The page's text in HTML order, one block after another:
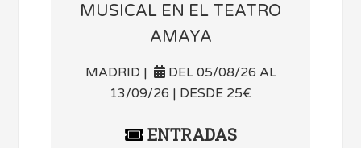
MUSICAL EN EL TEATRO
AMAYA
MADRID |
DEL 05/08/26 AL
13/09/26 | DESDE 25€
ENTRADAS